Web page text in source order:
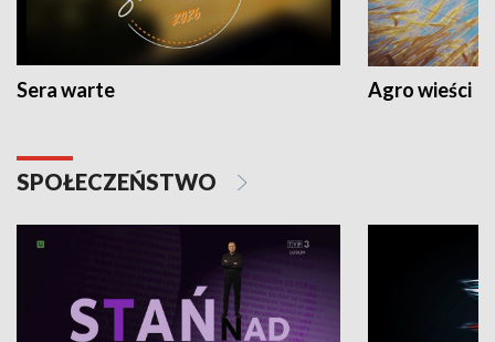
Sera warte Agro wieści
SPOŁECZEŃSTWO